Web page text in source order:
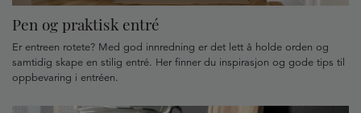
Pen og praktisk entré
Er entreen rotete? Med god innredning er det lett å holde orden og
samtidig skape en stilig entré. Her finner du inspirasjon og gode tips til
oppbevaring i entréen.